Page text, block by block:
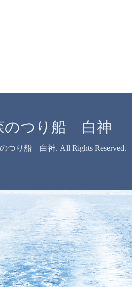
のつり船 白神
つり船 白神. All Rights Reserved.